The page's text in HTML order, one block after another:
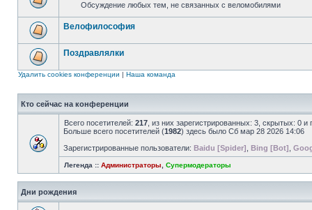
Обсуждение любых тем, не связанных с веломобилями
Велофилософия
Поздравлялки
Удалить cookies конференции | Наша команда
Кто сейчас на конференции
Всего посетителей: 217 , из них зарегистрированных: 3, скрытых: 0
Больше всего посетителей (1982) здесь было Сб мар 28 2026 14:06
Зарегистрированные пользователи: Baidu [Spider] Bing [Bot]
Легенда :: Администраторы Супермодераторы
Дни рождения